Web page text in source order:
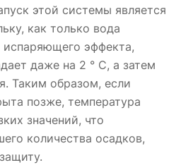
этой системы является
как только вода
испаряющего эффекта,
даже на 2 ° C, а затем
Таким образом, если
позже, температура
значений, что
количества осадков,